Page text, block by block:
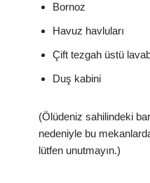
Bornoz
Havuz havluları
Çift tezgah üstü
Duş kabini
(Ölüdeniz sahilindeki
nedeniyle bu
lütfen unutmayın.)